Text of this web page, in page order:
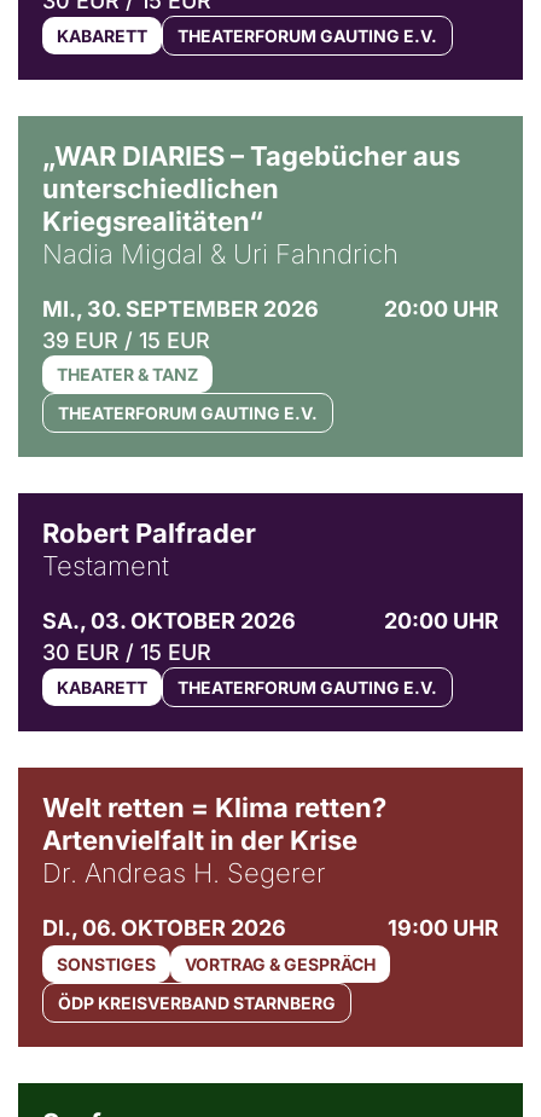
KABARETT THEATERFORUM GAUTING E.V.
„WAR DIARIES – Tagebücher aus
unterschiedlichen
Kriegsrealitäten“
Nadia Migdal & Uri Fahndrich
MI., 30. SEPTEMBER 2026
20:00 UHR
39 EUR / 15 EUR
THEATER & TANZ
THEATERFORUM GAUTING E.V.
Robert Palfrader
Testament
SA., 03. OKTOBER 2026
20:00 UHR
30 EUR / 15 EUR
KABARETT THEATERFORUM GAUTING E.V.
Welt retten = Klima retten?
Artenvielfalt in der Krise
Dr. Andreas H. Segerer
DI., 06. OKTOBER 2026 19:00 UHR
SONSTIGES
VORTRAG & GESPRÄCH
ÖDP KREISVERBAND STARNBERG